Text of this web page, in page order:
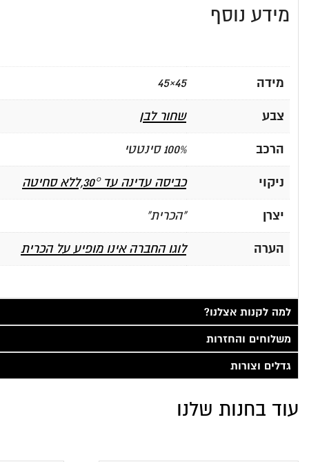
מידע נוסף
מידה 45×45
צבע שחור לבן
הרכב 100% סינטטי
ניקוי כביסה עדינה עד 30°,ללא סחיטה
יצרן "הכרית"
הערה לוגו החברה אינו מופיע על הכרית
למה לקנות אצלנו?
משלוחים והחזרות
גדלים וצורות
עוד בחנות שלנו